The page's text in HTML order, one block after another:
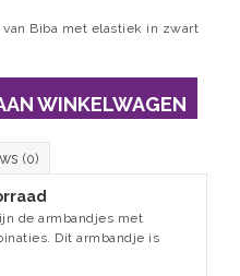
van Biba met elastiek in zwart
WINKELWAGEN
(0)
de armbandjes met
Dit armbandje is